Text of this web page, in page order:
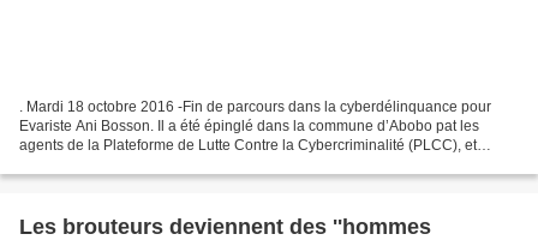
. Mardi 18 octobre 2016 -Fin de parcours dans la cyberdélinquance pour
Evariste Ani Bosson. Il a été épinglé dans la commune d’Abobo pat les
agents de la Plateforme de Lutte Contre la Cybercriminalité (PLCC), et
Les brouteurs deviennent des ''hommes